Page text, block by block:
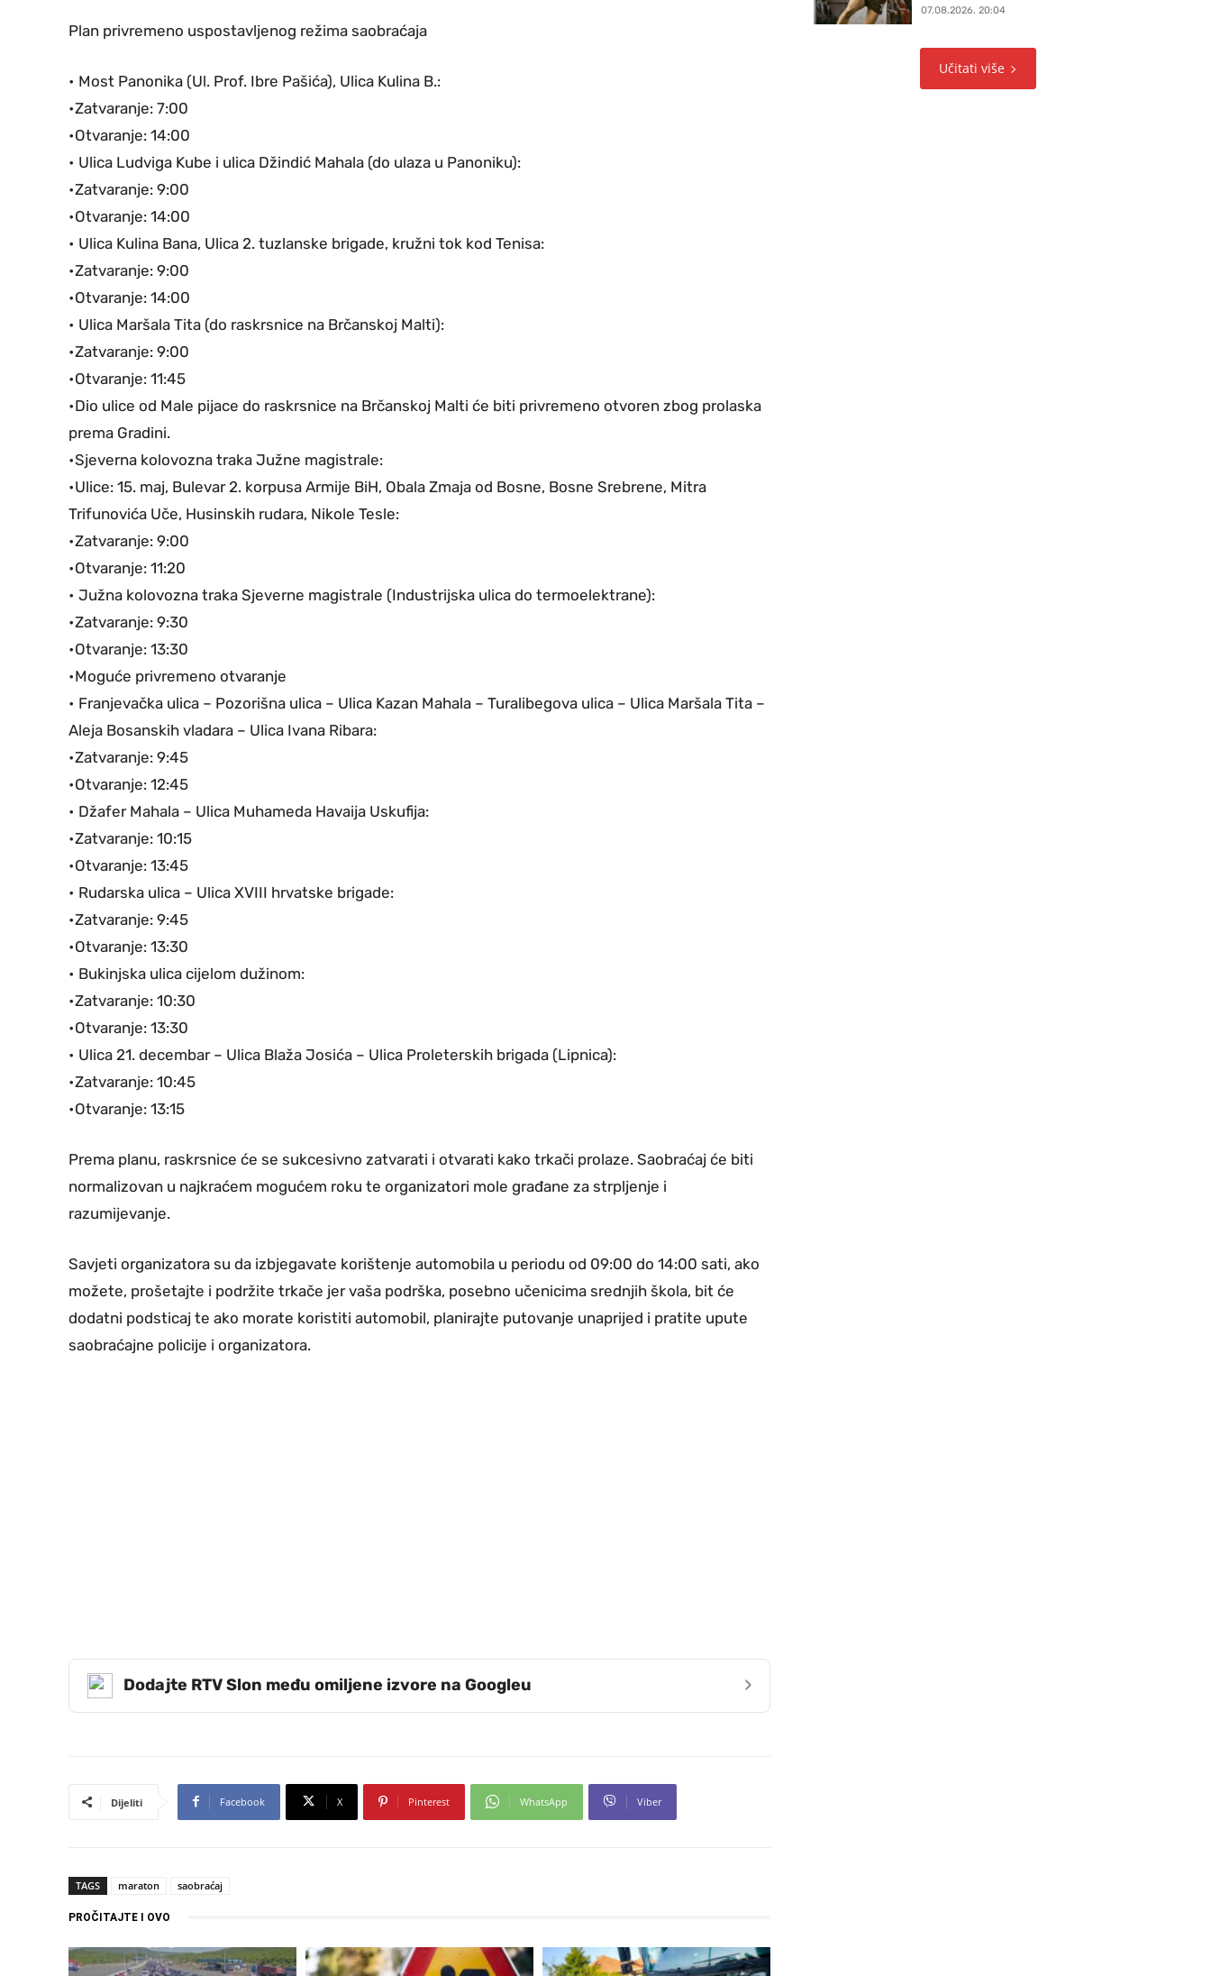
Plan privremeno uspostavljenog režima saobraćaja
• Most Panonika (Ul. Prof. Ibre Pašića), Ulica Kulina B.:
•Zatvaranje: 7:00
•Otvaranje: 14:00
• Ulica Ludviga Kube i ulica Džindić Mahala (do ulaza u Panoniku):
•Zatvaranje: 9:00
•Otvaranje: 14:00
• Ulica Kulina Bana, Ulica 2. tuzlanske brigade, kružni tok kod Tenisa:
•Zatvaranje: 9:00
•Otvaranje: 14:00
• Ulica Maršala Tita (do raskrsnice na Brčanskoj Malti):
•Zatvaranje: 9:00
•Otvaranje: 11:45
•Dio ulice od Male pijace do raskrsnice na Brčanskoj Malti će biti privremeno otvoren zbog prolaska
prema Gradini.
•Sjeverna kolovozna traka Južne magistrale:
•Ulice: 15. maj, Bulevar 2. korpusa Armije BiH, Obala Zmaja od Bosne, Bosne Srebrene, Mitra
Trifunovića Uče, Husinskih rudara, Nikole Tesle:
•Zatvaranje: 9:00
•Otvaranje: 11:20
• Južna kolovozna traka Sjeverne magistrale (Industrijska ulica do termoelektrane):
•Zatvaranje: 9:30
•Otvaranje: 13:30
•Moguće privremeno otvaranje
• Franjevačka ulica – Pozorišna ulica – Ulica Kazan Mahala – Turalibegova ulica – Ulica Maršala Tita –
Aleja Bosanskih vladara – Ulica Ivana Ribara:
•Zatvaranje: 9:45
•Otvaranje: 12:45
• Džafer Mahala – Ulica Muhameda Havaija Uskufija:
•Zatvaranje: 10:15
•Otvaranje: 13:45
• Rudarska ulica – Ulica XVIII hrvatske brigade:
•Zatvaranje: 9:45
•Otvaranje: 13:30
• Bukinjska ulica cijelom dužinom:
•Zatvaranje: 10:30
•Otvaranje: 13:30
• Ulica 21. decembar – Ulica Blaža Josića – Ulica Proleterskih brigada (Lipnica):
•Zatvaranje: 10:45
•Otvaranje: 13:15
Prema planu, raskrsnice će se sukcesivno zatvarati i otvarati kako trkači prolaze. Saobraćaj će biti
normalizovan u najkraćem mogućem roku te organizatori mole građane za strpljenje i
razumijevanje.
Savjeti organizatora su da izbjegavate korištenje automobila u periodu od 09:00 do 14:00 sati, ako
možete, prošetajte i podržite trkače jer vaša podrška, posebno učenicima srednjih škola, bit će
dodatni podsticaj te ako morate koristiti automobil, planirajte putovanje unaprijed i pratite upute
saobraćajne policije i organizatora.
Dodajte RTV Slon među omiljene izvore na Googleu ›
Dijeliti Facebook X Pinterest WhatsApp Viber
TAGS maraton saobraćaj
PROČITAJTE I OVO
07.08.2026. 20:04
Učitati više